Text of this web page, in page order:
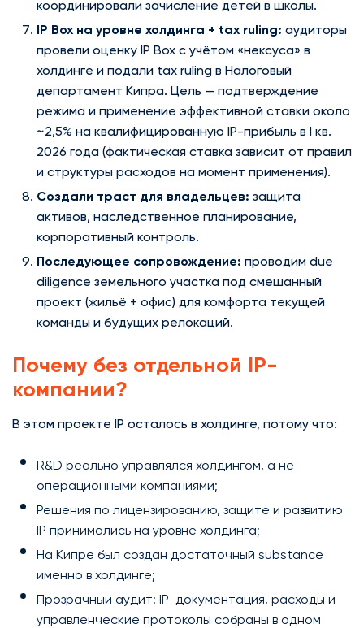
координировали зачисление детей в школы.
IP Box на уровне холдинга + tax ruling: аудиторы
провели оценку IP Box с учётом «нексуса» в
холдинге и подали tax ruling в Налоговый
департамент Кипра. Цель — подтверждение
режима и применение эффективной ставки около
~2,5% на квалифицированную IP-прибыль в I кв.
2026 года (фактическая ставка зависит от правил
и структуры расходов на момент применения).
Создали траст для владельцев: защита
активов, наследственное планирование,
корпоративный контроль.
Последующее сопровождение: проводим due
diligence земельного участка под смешанный
проект (жильё + офис) для комфорта текущей
команды и будущих релокаций.
Почему без отдельной IP-
компании?
В этом проекте IP осталось в холдинге, потому что:
R&D реально управлялся холдингом, а не
операционными компаниями;
Решения по лицензированию, защите и развитию
IP принимались на уровне холдинга;
На Кипре был создан достаточный substance
именно в холдинге;
Прозрачный аудит: IP-документация, расходы и
управленческие протоколы собраны в одном